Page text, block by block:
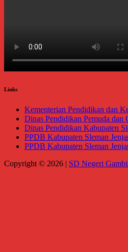
Links
Kementerian Pendidikan dan
Dinas Pendidikan Pemuda dan
Dinas Pendidikan Kabupaten
PPDB Kabupaten Sleman
PPDB Kabupaten Sleman
Copyright © 2026 | SD Negeri